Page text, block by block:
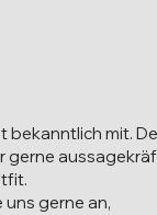
bekanntlich mit.
gerne
uns gerne an,